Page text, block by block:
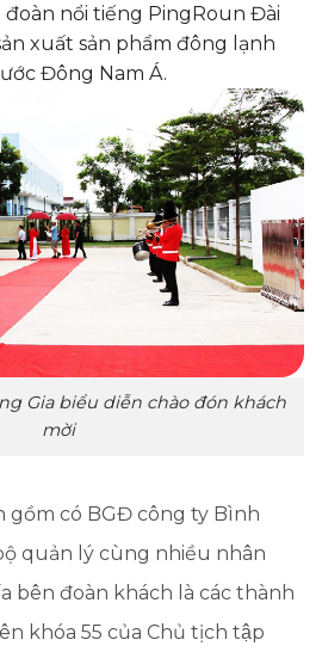
nổi tiếng PingRoun Đài
xuất sản phẩm đông lạnh
Đông Nam Á.
Gia biểu diễn chào đón khách
mời
gồm có BGĐ công ty Bình
quản lý cùng nhiều nhân
bên đoàn khách là các thành
khóa 55 của Chủ tịch tập